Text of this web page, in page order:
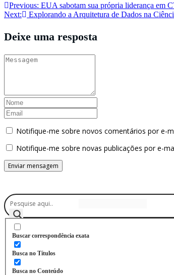
Navegação
de
Post
Previous: EUA sabotam sua própria liderança em
Next:
Explorando a Arquitetura de Dados na
Deixe uma resposta
Notifique-me sobre novos comentários por e-
Notifique-me sobre novas publicações por e-
Buscar correspondência exata
Busca no Títulos
Busca no Conteúdo